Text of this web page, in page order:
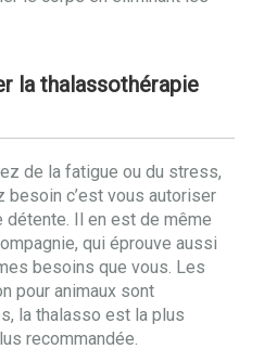
la thalassothérapie
de la fatigue ou du stress,
besoin c’est vous autoriser
Il en est de même
qui éprouve aussi
besoins que vous. Les
pour animaux sont
la thalasso est la plus
recommandée.